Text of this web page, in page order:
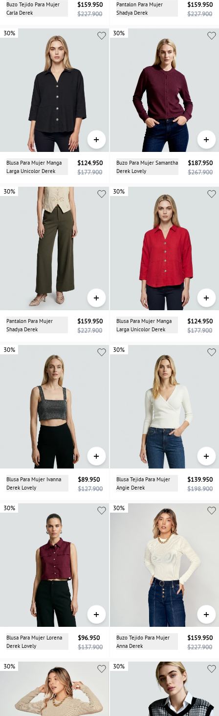
Buzo Tejido Para Mujer
Carla Derek
$159.950
$227.900
Pantalon Para Mujer
Shadya Derek
$159.950
$227.900
30% 30%
+
Blusa Para Mujer Manga
Larga Unicolor Derek
$124.950
$177.900
30%
+
Buzo Para Mujer Samantha
Derek Lovely
$187.950
$267.900
30% 30%
+
Pantalon Para Mujer
Shadya Derek
$159.950
$227.900
30%
+
Blusa Para Mujer Manga
Larga Unicolor Derek
$124.950
$177.900
30% 30%
+
Blusa Para Mujer Ivanna
Derek Lovely
$89.950
$127.900
30%
+
Blusa Tejida Para Mujer
Angie Derek
$139.950
$198.900
30% 30%
+
Blusa Para Mujer Lorena
Derek Lovely
$96.950
$137.900
30%
+
Buzo Tejido Para Mujer
Anna Derek
$159.950
$227.900
30% 30%
30%